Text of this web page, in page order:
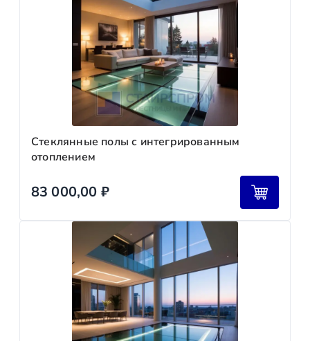
Стеклянные полы с интегрированным
отоплением
83 000,00 ₽